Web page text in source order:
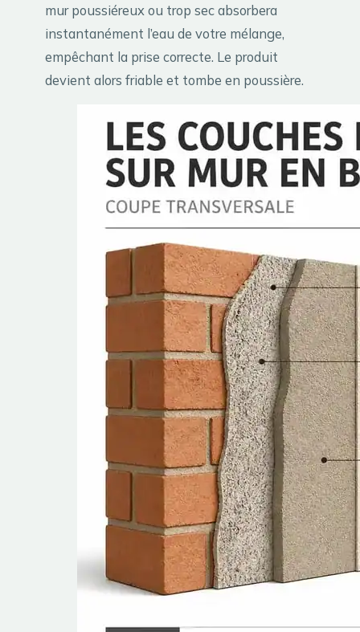
mur poussiéreux ou trop sec absorbera
instantanément l’eau de votre mélange,
empêchant la prise correcte. Le produit
devient alors friable et tombe en poussière.